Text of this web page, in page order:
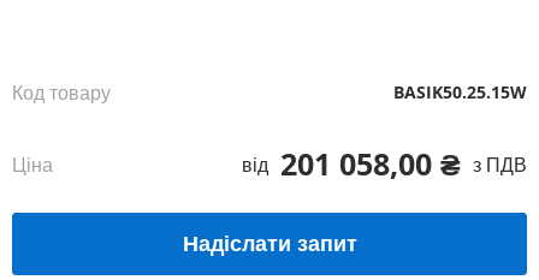
201 058,00 ₴ з ПДВ
Ціна від
Код товару BASIK50.25.15W
Надіслати запит